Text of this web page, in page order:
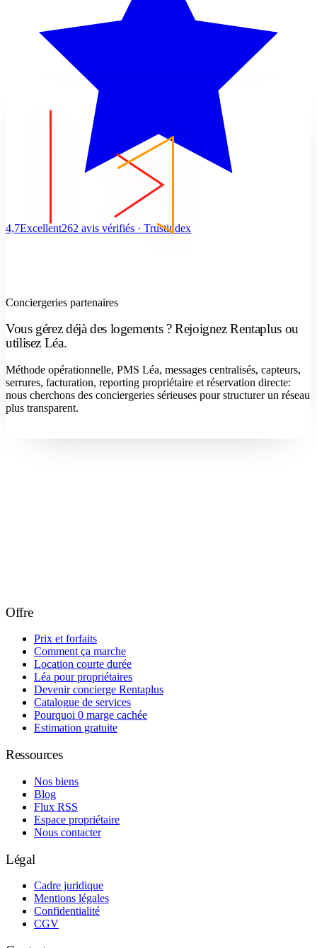
4,7Excellent262 avis vérifiés · Trustindex
Conciergeries partenaires
Vous gérez déjà des logements ? Rejoignez Rentaplus ou
utilisez Léa.
Méthode opérationnelle, PMS Léa, messages centralisés, capteurs,
serrures, facturation, reporting propriétaire et réservation directe:
nous cherchons des conciergeries sérieuses pour structurer un réseau
plus transparent.
Offre
Prix et forfaits
Comment ça marche
Location courte durée
Léa pour propriétaires
Devenir concierge Rentaplus
Catalogue de services
Pourquoi 0 marge cachée
Estimation gratuite
Ressources
Nos biens
Blog
Flux RSS
Espace propriétaire
Nous contacter
Légal
Cadre juridique
Mentions légales
Confidentialité
CGV